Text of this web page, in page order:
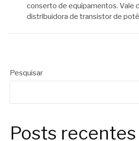
conserto de equipamentos. Vale
distribuidora de transistor de
Pesquisar
Posts recentes